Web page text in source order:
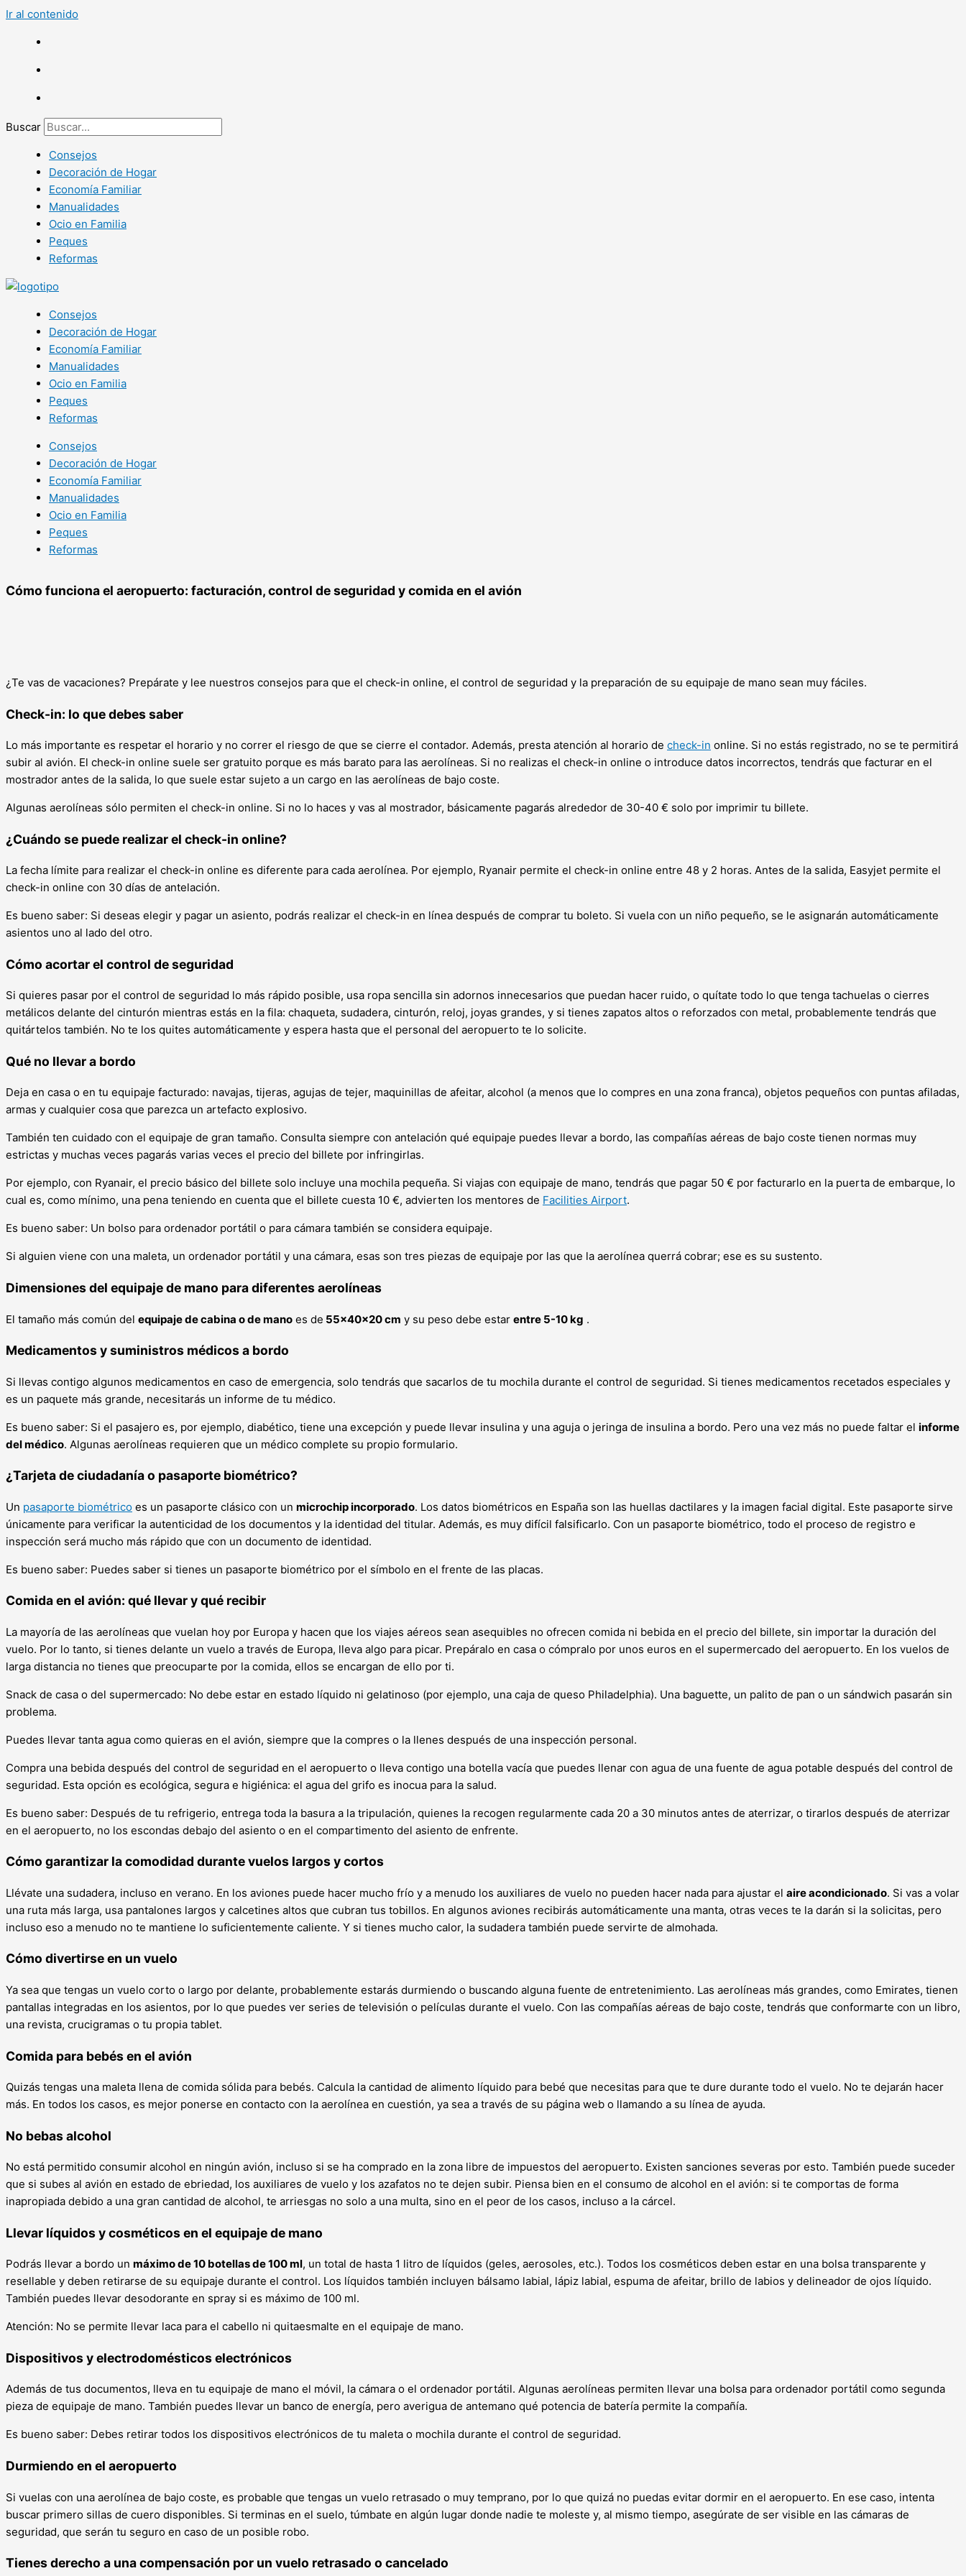
Ir al contenido
Buscar
Consejos
Decoración de Hogar
Economía Familiar
Manualidades
Ocio en Familia
Peques
Reformas
Consejos
Decoración de Hogar
Economía Familiar
Manualidades
Ocio en Familia
Peques
Reformas
Consejos
Decoración de Hogar
Economía Familiar
Manualidades
Ocio en Familia
Peques
Reformas
Cómo funciona el aeropuerto: facturación, control de seguridad y comida en el avión
¿Te vas de vacaciones? Prepárate y lee nuestros consejos para que el check-in online, el control de seguridad y la preparación de su equipaje de mano sean muy fáciles.
Check-in: lo que debes saber
Lo más importante es respetar el horario y no correr el riesgo de que se cierre el contador. Además, presta atención al horario de check-in online. Si no estás registrado, no se te permitirá
subir al avión. El check-in online suele ser gratuito porque es más barato para las aerolíneas. Si no realizas el check-in online o introduce datos incorrectos, tendrás que facturar en el
mostrador antes de la salida, lo que suele estar sujeto a un cargo en las aerolíneas de bajo coste.
Algunas aerolíneas sólo permiten el check-in online. Si no lo haces y vas al mostrador, básicamente pagarás alrededor de 30-40 € solo por imprimir tu billete.
¿Cuándo se puede realizar el check-in online?
La fecha límite para realizar el check-in online es diferente para cada aerolínea. Por ejemplo, Ryanair permite el check-in online entre 48 y 2 horas. Antes de la salida, Easyjet permite el
check-in online con 30 días de antelación.
Es bueno saber: Si deseas elegir y pagar un asiento, podrás realizar el check-in en línea después de comprar tu boleto. Si vuela con un niño pequeño, se le asignarán automáticamente
asientos uno al lado del otro.
Cómo acortar el control de seguridad
Si quieres pasar por el control de seguridad lo más rápido posible, usa ropa sencilla sin adornos innecesarios que puedan hacer ruido, o quítate todo lo que tenga tachuelas o cierres
metálicos delante del cinturón mientras estás en la fila: chaqueta, sudadera, cinturón, reloj, joyas grandes, y si tienes zapatos altos o reforzados con metal, probablemente tendrás que
quitártelos también. No te los quites automáticamente y espera hasta que el personal del aeropuerto te lo solicite.
Qué no llevar a bordo
Deja en casa o en tu equipaje facturado: navajas, tijeras, agujas de tejer, maquinillas de afeitar, alcohol (a menos que lo compres en una zona franca), objetos pequeños con puntas afiladas,
armas y cualquier cosa que parezca un artefacto explosivo.
También ten cuidado con el equipaje de gran tamaño. Consulta siempre con antelación qué equipaje puedes llevar a bordo, las compañías aéreas de bajo coste tienen normas muy
estrictas y muchas veces pagarás varias veces el precio del billete por infringirlas.
Por ejemplo, con Ryanair, el precio básico del billete solo incluye una mochila pequeña. Si viajas con equipaje de mano, tendrás que pagar 50 € por facturarlo en la puerta de embarque, lo
cual es, como mínimo, una pena teniendo en cuenta que el billete cuesta 10 €, advierten los mentores de Facilities Airport.
Es bueno saber: Un bolso para ordenador portátil o para cámara también se considera equipaje.
Si alguien viene con una maleta, un ordenador portátil y una cámara, esas son tres piezas de equipaje por las que la aerolínea querrá cobrar; ese es su sustento.
Dimensiones del equipaje de mano para diferentes aerolíneas
El tamaño más común del equipaje de cabina o de mano es de 55×40×20 cm y su peso debe estar entre 5-10 kg .
Medicamentos y suministros médicos a bordo
Si llevas contigo algunos medicamentos en caso de emergencia, solo tendrás que sacarlos de tu mochila durante el control de seguridad. Si tienes medicamentos recetados especiales y
es un paquete más grande, necesitarás un informe de tu médico.
Es bueno saber: Si el pasajero es, por ejemplo, diabético, tiene una excepción y puede llevar insulina y una aguja o jeringa de insulina a bordo. Pero una vez más no puede faltar el informe
del médico. Algunas aerolíneas requieren que un médico complete su propio formulario.
¿Tarjeta de ciudadanía o pasaporte biométrico?
Un pasaporte biométrico es un pasaporte clásico con un microchip incorporado. Los datos biométricos en España son las huellas dactilares y la imagen facial digital. Este pasaporte sirve
únicamente para verificar la autenticidad de los documentos y la identidad del titular. Además, es muy difícil falsificarlo. Con un pasaporte biométrico, todo el proceso de registro e
inspección será mucho más rápido que con un documento de identidad.
Es bueno saber: Puedes saber si tienes un pasaporte biométrico por el símbolo en el frente de las placas.
Comida en el avión: qué llevar y qué recibir
La mayoría de las aerolíneas que vuelan hoy por Europa y hacen que los viajes aéreos sean asequibles no ofrecen comida ni bebida en el precio del billete, sin importar la duración del
vuelo. Por lo tanto, si tienes delante un vuelo a través de Europa, lleva algo para picar. Prepáralo en casa o cómpralo por unos euros en el supermercado del aeropuerto. En los vuelos de
larga distancia no tienes que preocuparte por la comida, ellos se encargan de ello por ti.
Snack de casa o del supermercado: No debe estar en estado líquido ni gelatinoso (por ejemplo, una caja de queso Philadelphia). Una baguette, un palito de pan o un sándwich pasarán sin
problema.
Puedes llevar tanta agua como quieras en el avión, siempre que la compres o la llenes después de una inspección personal.
Compra una bebida después del control de seguridad en el aeropuerto o lleva contigo una botella vacía que puedes llenar con agua de una fuente de agua potable después del control de
seguridad. Esta opción es ecológica, segura e higiénica: el agua del grifo es inocua para la salud.
Es bueno saber: Después de tu refrigerio, entrega toda la basura a la tripulación, quienes la recogen regularmente cada 20 a 30 minutos antes de aterrizar, o tirarlos después de aterrizar
en el aeropuerto, no los escondas debajo del asiento o en el compartimento del asiento de enfrente.
Cómo garantizar la comodidad durante vuelos largos y cortos
Llévate una sudadera, incluso en verano. En los aviones puede hacer mucho frío y a menudo los auxiliares de vuelo no pueden hacer nada para ajustar el aire acondicionado. Si vas a volar
una ruta más larga, usa pantalones largos y calcetines altos que cubran tus tobillos. En algunos aviones recibirás automáticamente una manta, otras veces te la darán si la solicitas, pero
incluso eso a menudo no te mantiene lo suficientemente caliente. Y si tienes mucho calor, la sudadera también puede servirte de almohada.
Cómo divertirse en un vuelo
Ya sea que tengas un vuelo corto o largo por delante, probablemente estarás durmiendo o buscando alguna fuente de entretenimiento. Las aerolíneas más grandes, como Emirates, tienen
pantallas integradas en los asientos, por lo que puedes ver series de televisión o películas durante el vuelo. Con las compañías aéreas de bajo coste, tendrás que conformarte con un libro,
una revista, crucigramas o tu propia tablet.
Comida para bebés en el avión
Quizás tengas una maleta llena de comida sólida para bebés. Calcula la cantidad de alimento líquido para bebé que necesitas para que te dure durante todo el vuelo. No te dejarán hacer
más. En todos los casos, es mejor ponerse en contacto con la aerolínea en cuestión, ya sea a través de su página web o llamando a su línea de ayuda.
No bebas alcohol
No está permitido consumir alcohol en ningún avión, incluso si se ha comprado en la zona libre de impuestos del aeropuerto. Existen sanciones severas por esto. También puede suceder
que si subes al avión en estado de ebriedad, los auxiliares de vuelo y los azafatos no te dejen subir. Piensa bien en el consumo de alcohol en el avión: si te comportas de forma
inapropiada debido a una gran cantidad de alcohol, te arriesgas no solo a una multa, sino en el peor de los casos, incluso a la cárcel.
Llevar líquidos y cosméticos en el equipaje de mano
Podrás llevar a bordo un máximo de 10 botellas de 100 ml, un total de hasta 1 litro de líquidos (geles, aerosoles, etc.). Todos los cosméticos deben estar en una bolsa transparente y
resellable y deben retirarse de su equipaje durante el control. Los líquidos también incluyen bálsamo labial, lápiz labial, espuma de afeitar, brillo de labios y delineador de ojos líquido.
También puedes llevar desodorante en spray si es máximo de 100 ml.
Atención: No se permite llevar laca para el cabello ni quitaesmalte en el equipaje de mano.
Dispositivos y electrodomésticos electrónicos
Además de tus documentos, lleva en tu equipaje de mano el móvil, la cámara o el ordenador portátil. Algunas aerolíneas permiten llevar una bolsa para ordenador portátil como segunda
pieza de equipaje de mano. También puedes llevar un banco de energía, pero averigua de antemano qué potencia de batería permite la compañía.
Es bueno saber: Debes retirar todos los dispositivos electrónicos de tu maleta o mochila durante el control de seguridad.
Durmiendo en el aeropuerto
Si vuelas con una aerolínea de bajo coste, es probable que tengas un vuelo retrasado o muy temprano, por lo que quizá no puedas evitar dormir en el aeropuerto. En ese caso, intenta
buscar primero sillas de cuero disponibles. Si terminas en el suelo, túmbate en algún lugar donde nadie te moleste y, al mismo tiempo, asegúrate de ser visible en las cámaras de
seguridad, que serán tu seguro en caso de un posible robo.
Tienes derecho a una compensación por un vuelo retrasado o cancelado